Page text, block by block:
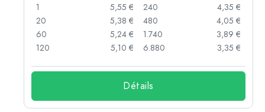
1
5,55 €
20
5,38 €
60
5,24 €
120
5,10 €
240
4,35 €
480
4,05 €
1.740
3,89 €
6.880
3,35 €
Détails